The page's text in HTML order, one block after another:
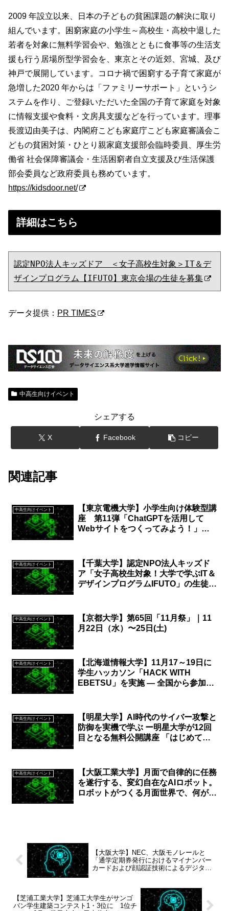
2009 年設立以来、日本の子どもの貧困課題の解決に取り
組んでいます。困窮家庭の小学生～高校生・高校中退した
若者を対象に無料学習会や、勉強とともに食事等の生活支
援も行う居場所型学習会を、東京とその近郊、宮城、及び
神戸で展開しています。コロナ禍で困窮する子育て家庭が
急増した2020 年からは「ファミリーサポート」というシ
ステムを作り、ご登録いただいた全国の子育て家庭を対象
に情報支援や食料・⽂房具支援などを行っています。理事
長渡辺由美子は、内閣府こども家庭庁こども家庭審議会こ
どもの貧困対策・ひとり親家庭支援部会臨時委員、厚生労
働省 社会保障審議会・生活困窮者自立支援及び生活保護
部会委員など政府委員も務めています。
https://kidsdoor.net/
詳細はこちら
認定NPO法人キッズドア　＜女子高校生対象＞IT＆デ
ザインプログラム【IFUTO】東京会場の生徒を募集
データ提供： PR TIMES
中高生向けイベント
シェアする
X Facebook コピー
関連記事
中高生向けイベント
【東京電機大学】小学生向け体験型講
座 第11弾「ChatGPTを活用して
Webサイトをつくってみよう！」を
中高生向けイベント
【千葉大学】認定NPO法人キッズド
ア「女子高校生対象！大学で学ぶIT＆
デザインプログラムIFUTO」の生徒を
中高生向けイベント
【京都大学】第65回「11月祭」｜11
月22日（水）〜25日(土)
中高生向けイベント
【北海道情報大学】11月17～19日に
学生ハッカソン「HACK WITH
EBETSU」を実施 — 全国から参加し
中高生向けイベント
【明星大学】AI時代のサイバー攻撃と
防御を実機で学ぶ ー明星大学が12回
目となる無料公開講座 「はじめての
中高生向けイベント
【大阪工業大学】月面で自律的に任務
を遂行する、変幻自在なAIロボット。
ロボットがつくる月面世界で、何がし
【大阪大学】NEC、大阪モノレールと
「通学定期券発行におけるマイナンバー
カードおよび顔認証技術によるデジタル
【芝浦工業大学】芝浦工大学生がサンゴ
バン学生建築コンテスト1・3位に 1位チ